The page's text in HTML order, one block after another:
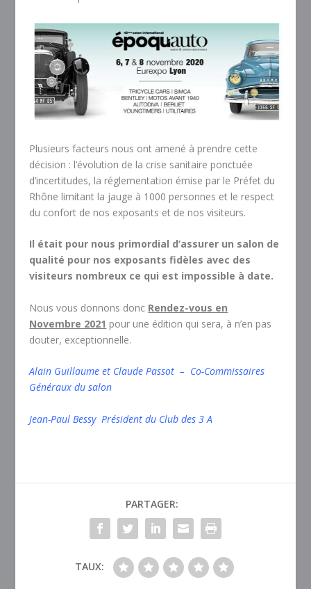
Plusieurs facteurs nous ont amené à prendre cette
décision : l’évolution de la crise sanitaire ponctuée
d’incertitudes, la réglementation émise par le Préfet du
Rhône limitant la jauge à 1000 personnes et le respect
du confort de nos exposants et de nos visiteurs.
Il était pour nous primordial d’assurer un salon de
qualité pour nos exposants fidèles avec des
visiteurs nombreux ce qui est impossible à date.
Nous vous donnons donc Rendez-vous en
Novembre 2021 pour une édition qui sera, à n’en pas
douter, exceptionnelle.
Alain Guillaume et Claude Passot – Co-Commissaires
Généraux du salon
Jean-Paul Bessy Président du Club des 3 A
PARTAGER:
TAUX: